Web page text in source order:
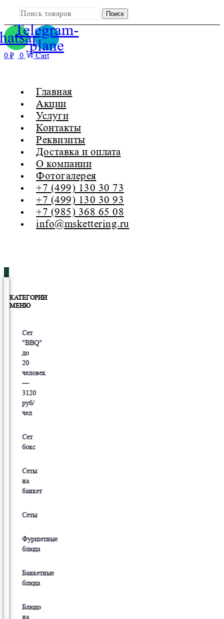
Поиск
Telegram-
plane
0 ₽ 0
Cart
Главная
Акции
Услуги
Контакты
Реквизиты
Доставка и оплата
О компании
Фотогалерея
+7 (499) 130 30 73
+7 (499) 130 30 93
+7 (985) 368 65 08
info@mskettering.ru
КАТЕГОРИИ
МЕНЮ
Сет
"BBQ"
до
20
человек
—
3120
руб/
чел
Сет
бокс
Сеты
на
банкет
Сеты
Фуршетные
блюда
Банкетные
блюда
Блюдо
на